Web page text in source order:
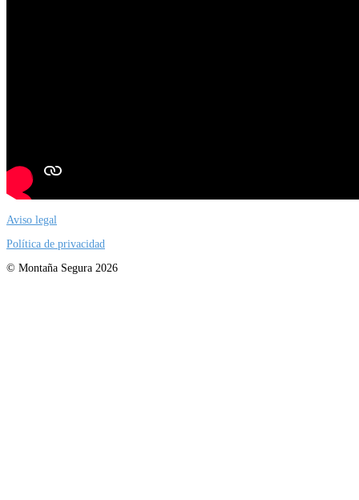
Aviso legal
Política de privacidad
© Montaña Segura 2026